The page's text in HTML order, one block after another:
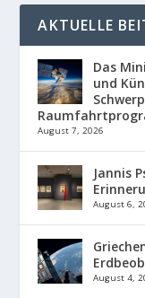
AKTUELLE
Das
und
August 7, 2026
Jannis
August 6,
August 4,